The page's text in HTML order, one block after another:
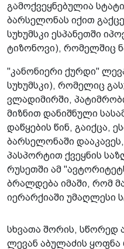
გამოქვეყნებულია
ბარსელონას იქით
სუხუმსკი ესპანეთში
ტიზონოვი), რომელშიც
"კანონიერი ქურდი"
სუხუმსკი), რომელიც
ვლადიმირში,
მიზნით დანიშნული
დაწყების წინ, გაიქცა,
ბარსელონაში
პასპორტით ქვეყნის
რუსეთში ამ
ბრალდება იმაში, რომ
იერარქიაში უმაღლესი
სხვათა შორის, სწორედ
ლევან აბულაძის